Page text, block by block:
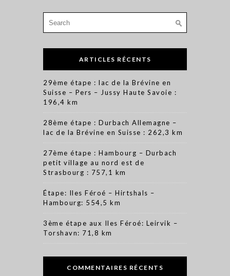
for:
ARTICLES RÉCENTS
29ème étape : lac de la Brévine en
Suisse – Pers – Jussy Haute Savoie :
196,4 km
28ème étape : Durbach Allemagne –
lac de la Brévine en Suisse : 262,3 km
27ème étape : Hambourg – Durbach
petit village au nord est de
Strasbourg : 757,1 km
Étape: Iles Féroé – Hirtshals –
Hambourg: 554,5 km
3ème étape aux Iles Féroé: Leirvik –
Torshavn: 71,8 km
COMMENTAIRES RÉCENTS